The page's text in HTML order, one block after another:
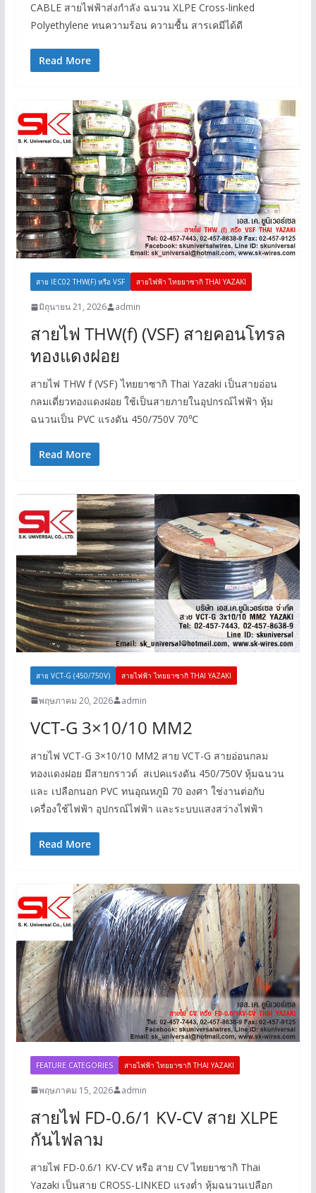
CABLE สายไฟฟ้าส่งกำลัง ฉนวน XLPE Cross-linked
Polyethylene ทนความร้อน ความชื้น สารเคมีได้ดี
Read More
สาย IEC02 THW(F) หรือ VSF สายไฟฟ้า ไทยยาซากิ THAI YAZAKI
มิถุนายน 21, 2026 admin
สายไฟ THW(f) (VSF) สายคอนโทรล
ทองแดงฝอย
สายไฟ THW f (VSF) ไทยยาซากิ Thai Yazaki เป็นสายอ่อน
กลมเดี่ยวทองแดงฝอย ใช้เป็นสายภายในอุปกรณ์ไฟฟ้า หุ้ม
ฉนวนเป็น PVC แรงดัน 450/750V 70℃
Read More
สาย VCT-G (450/750V) สายไฟฟ้า ไทยยาซากิ THAI YAZAKI
พฤษภาคม 20, 2026 admin
VCT-G 3×10/10 MM2
สายไฟ VCT-G 3×10/10 MM2 สาย VCT-G สายอ่อนกลม
ทองแดงฝอย มีสายกราวด์ สเปคแรงดัน 450/750V หุ้มฉนวน
และ เปลือกนอก PVC ทนอุณหภูมิ 70 องศา ใช่งานต่อกับ
เครื่องใช้ไฟฟ้า อุปกรณ์ไฟฟ้า และระบบแสงสว่างไฟฟ้า
Read More
FEATURE CATEGORIES สายไฟฟ้า ไทยยาซากิ THAI YAZAKI
พฤษภาคม 15, 2026 admin
สายไฟ FD-0.6/1 KV-CV สาย XLPE
กันไฟลาม
สายไฟ FD-0.6/1 KV-CV หรือ สาย CV ไทยยาซากิ Thai
Yazaki เป็นสาย CROSS-LINKED แรงต่ำ หุ้มฉนวนเปลือก